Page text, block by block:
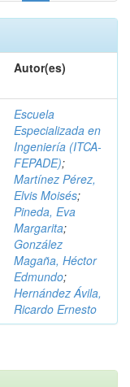
Autor(es)
Escuela
Especializada en
Ingeniería (ITCA-
FEPADE);
Martínez Pérez,
Elvis Moisés;
Pineda, Eva
Margarita;
González
Magaña, Héctor
Edmundo;
Hernández Ávila,
Ricardo Ernesto